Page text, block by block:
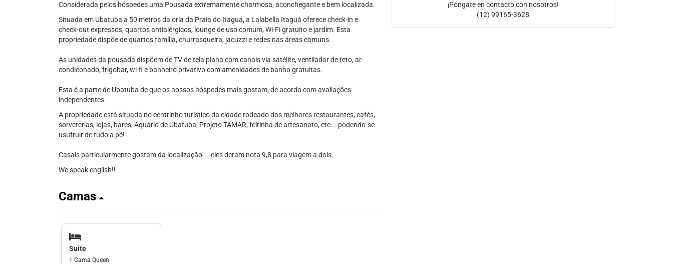
Considerada pelos hóspedes uma Pousada extremamente charmosa, aconchegante e bem localizada.
Situada em Ubatuba a 50 metros da orla da Praia do Itaguá, a Lalabella Itaguá oferece check-in e
check-out expressos, quartos antialérgicos, lounge de uso comum, Wi-Fi gratuito e jardim. Esta
propriedade dispõe de quartos família, churrasqueira, jacuzzi e redes nas áreas comuns.
As unidades da pousada dispõem de TV de tela plana com canais via satélite, ventilador de teto, ar-
condiconado, frigobar, wi-fi e banheiro privativo com amenidades de banho gratuitas.
Esta é a parte de Ubatuba de que os nossos hóspedes mais gostam, de acordo com avaliações
independentes.
A propriedade está situada no centrinho turístico da cidade rodeado dos melhores restaurantes, cafés,
sorveterias, lojas, bares, Aquário de Ubatuba, Projeto TAMAR, feirinha de artesanato, etc... podendo-se
usufruir de tudo a pé!
Casais particularmente gostam da localização — eles deram nota 9,8 para viagem a dois.
We speak english!!
Camas
Suite
1 Cama Queen
¡Póngate en contacto con nosotros!
(12) 99165-3628